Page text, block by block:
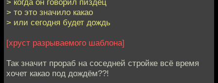
> когда он говорил пиздец
> то это значило какао
> или сегодня будет дождь
[хруст разрываемого шаблона]
Так значит прораб на соседней стройке всё время
хочет какао под дождём??!